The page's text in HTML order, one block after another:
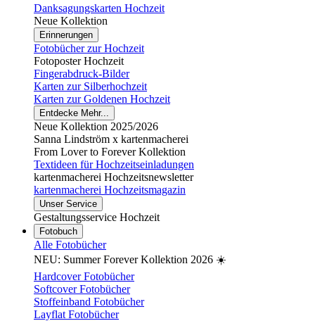
Danksagungskarten Hochzeit
Neue Kollektion
Erinnerungen
Fotobücher zur Hochzeit
Fotoposter Hochzeit
Fingerabdruck-Bilder
Karten zur Silberhochzeit
Karten zur Goldenen Hochzeit
Entdecke Mehr...
Neue Kollektion 2025/2026
Sanna Lindström x kartenmacherei
From Lover to Forever Kollektion
Textideen für Hochzeitseinladungen
kartenmacherei Hochzeitsnewsletter
kartenmacherei Hochzeitsmagazin
Unser Service
Gestaltungsservice Hochzeit
Fotobuch
Alle Fotobücher
NEU: Summer Forever Kollektion 2026 ☀️
Hardcover Fotobücher
Softcover Fotobücher
Stoffeinband Fotobücher
Layflat Fotobücher